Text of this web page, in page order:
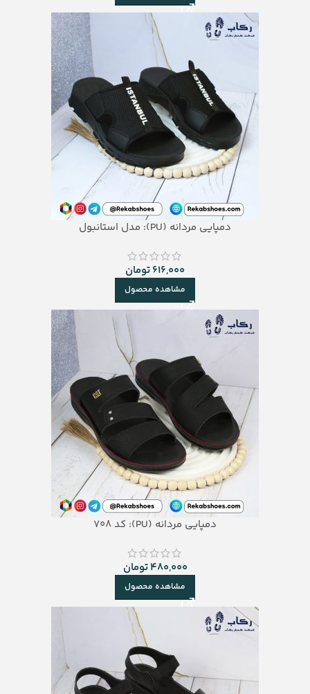
دمپایی مردانه (PU): مدل استانبول
616,000تومان
مشاهده محصول
دمپایی مردانه (PU): کد 708
480,000تومان
مشاهده محصول